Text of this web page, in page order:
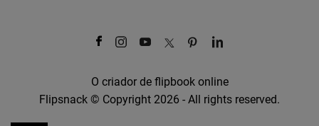
O criador de flipbook online
Flipsnack © Copyright 2026 - All rights reserved.